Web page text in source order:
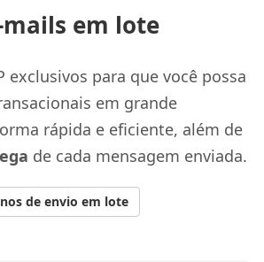
mails em lote
exclusivos para que você possa
em grande
rápida e eficiente, além de
de cada mensagem enviada.
de envio em lote